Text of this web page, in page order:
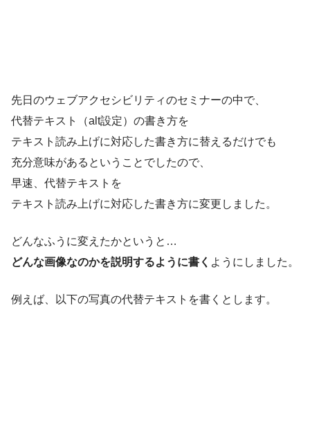
先日のウェブアクセシビリティのセミナーの中で、
代替テキスト（alt設定）の書き方を
テキスト読み上げに対応した書き方に替えるだけでも
充分意味があるということでしたので、
早速、代替テキストを
テキスト読み上げに対応した書き方に変更しました。
どんなふうに変えたかというと…
どんな画像なのかを説明するように書く ようにしました。
例えば、以下の写真の代替テキストを書くとします。